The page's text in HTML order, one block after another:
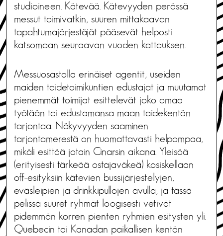
studioineen. Kätevää. Kätevyyden perässä
messut toimivatkin, suuren mittakaavan
tapahtumajärjestäjät pääsevät helposti
katsomaan seuraavan vuoden kattauksen.
Messuosastolla erinäiset agentit, useiden
maiden taidetoimikuntien edustajat ja muutamat
pienemmät toimijat esittelevät joko omaa
työtään tai edustamansa maan taidekentän
tarjontaa. Näkyvyyden saaminen
tarjontamerestä on huomattavasti helpompaa,
mikäli esittää jotain Cinarsin aikana. Yleisöä
(erityisesti tärkeää ostajaväkeä) kosiskellaan
off-esityksiin kätevien bussijärjestelyjen,
eväsleipien ja drinkkipullojen avulla, ja tässä
pelissä suuret ryhmät loogisesti vetivät
pidemmän korren pienten ryhmien esitysten yli.
Quebecin tai Kanadan paikallisen kentän